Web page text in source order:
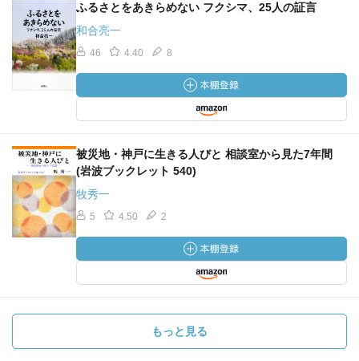
ふるさとをあきらめない フクシマ、25人の証言
和合亮一
46 4.40 8
被災地・神戸に生きる人びと 相談室から見た7年間
(岩波ブックレット 540)
牧秀一
5 4.50 2
もっと見る